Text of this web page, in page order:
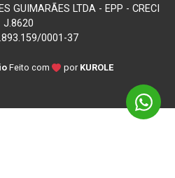
GUIMARÃES LTDA - EPP - CRECI
J.8620
0001-37
Feito com por KUROLE